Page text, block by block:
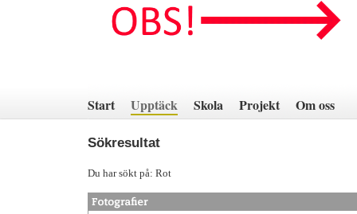
innehåll
Start Upptäck Skola Projekt Om oss
Sökresultat
Du har sökt på: Rot